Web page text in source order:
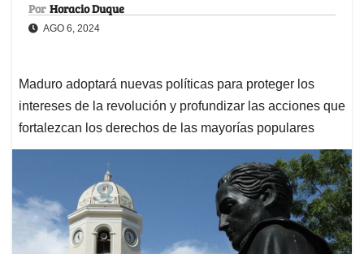
Por Horacio Duque
AGO 6, 2024
Maduro adoptará nuevas políticas para proteger los
intereses de la revolución y profundizar las acciones que
fortalezcan los derechos de las mayorías populares